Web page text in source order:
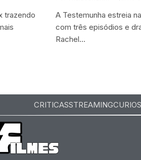
trazendo
A Testemunha estreia
com três episódios e
Rachel…
CRITICASSTREAMING